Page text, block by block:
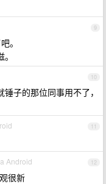
9
。
10
子的那位同事用不了，
11
12
Android
很新